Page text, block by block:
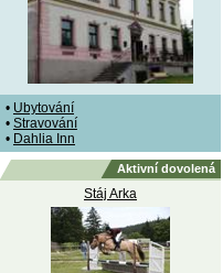
• Ubytování
• Stravování
• Dahlia Inn
Aktivní dovolená
Stáj Arka